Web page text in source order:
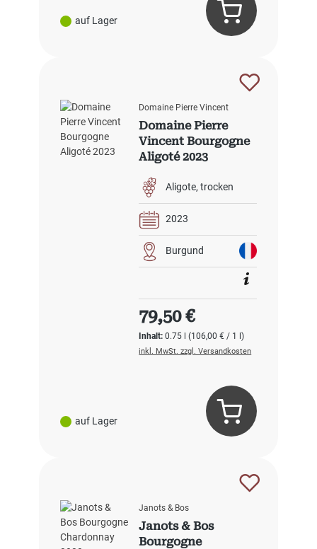
auf Lager
auf Lager
Domaine Pierre Vincent
Domaine Pierre
Vincent Bourgogne
Aligoté 2023
Aligote trocken
2023
Burgund
Inhalt:0.75 l(106,00 € / 1 l)
Regulärer Preis:
79,50 €
inkl. MwSt. zzgl. Versandkosten
Janots & Bos
Janots & Bos
Bourgogne